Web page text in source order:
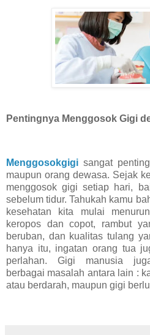
Pentingnya Menggosok Gigi
Menggosokgigi sangat
maupun orang dewasa. Sejak
menggosok gigi setiap hari,
sebelum tidur. Tahukah kamu
kesehatan kita mulai
keropos dan copot, rambut
beruban, dan kualitas tulang
hanya itu, ingatan orang tua
perlahan. Gigi manusia
berbagai masalah antara lain :
atau berdarah, maupun gigi